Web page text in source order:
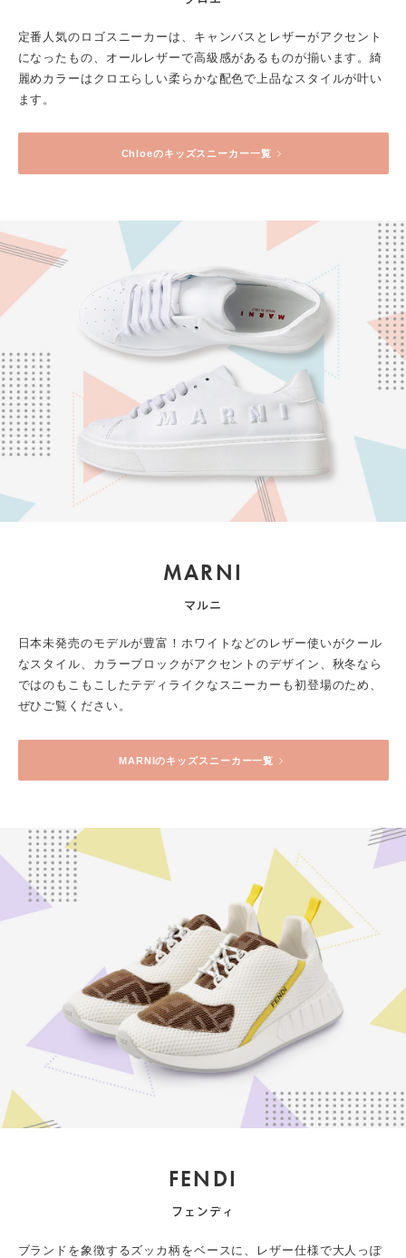
定番人気のロゴスニーカーは、キャンバスとレザーがアクセント
になったもの、オールレザーで高級感があるものが揃います。綺
麗めカラーはクロエらしい柔らかな配色で上品なスタイルが叶い
ます。
Chloeのキッズスニーカー一覧
MARNI
マルニ
日本未発売のモデルが豊富！ホワイトなどのレザー使いがクール
なスタイル、カラーブロックがアクセントのデザイン、秋冬なら
ではのもこもこしたテディライクなスニーカーも初登場のため、
ぜひご覧ください。
MARNIのキッズスニーカー一覧
FENDI
フェンディ
ブランドを象徴するズッカ柄をベースに、レザー仕様で大人っぽ